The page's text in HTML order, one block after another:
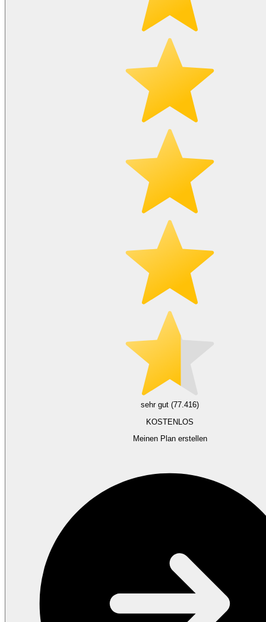
sehr gut (77.416)
KOSTENLOS
Meinen Plan erstellen